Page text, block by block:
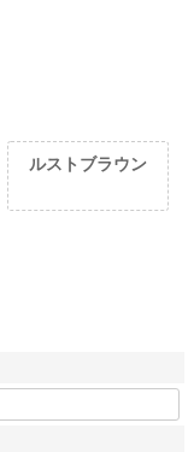
ルストブラウン